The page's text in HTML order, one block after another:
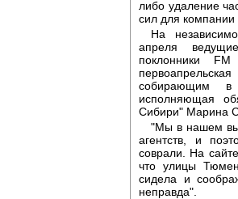
либо удаление
сил для компании
На
апреля
поклонники
собирающим в
исполняющая
Сибири" Марина
"Мы в нашем
агентств, и
соврали. На
что улицы
сидела и
неправда".